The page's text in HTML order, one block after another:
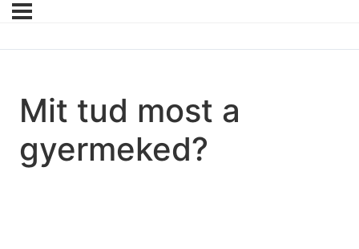
Mit tud most a
gyermeked?